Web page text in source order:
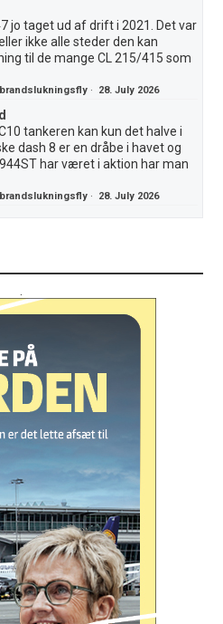
jo taget ud af drift i 2021. Det var
ikke alle steder den kan
til de mange CL 215/415 som
· 28. July 2026
tankeren kan kun det halve i
dash 8 er en dråbe i havet og
har været i aktion har man
· 28. July 2026